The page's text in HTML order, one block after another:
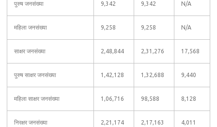
पुरुष जनसंख्या 9,342 9,342 N/A
महिला जनसंख्या 9,258 9,258 N/A
साक्षर जनसंख्या 2,48,844 2,31,276 17,568
पुरुष साक्षर जनसंख्या 1,42,128 1,32,688 9,440
महिला साक्षर जनसंख्या 1,06,716 98,588 8,128
निरक्षर जनसंख्या 2,21,174 2,17,163 4,011